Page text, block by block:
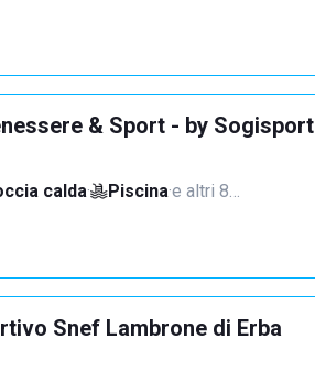
& Sport - by Sogisport
calda· Piscina·e altri 8…
Snef Lambrone di Erba